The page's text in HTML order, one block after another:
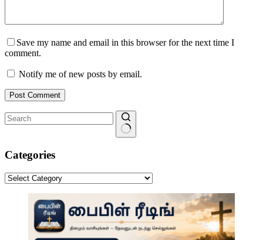
Save my name and email in this browser for the next time I
comment.
Notify me of new posts by email.
Post Comment
results
Categories
Categories